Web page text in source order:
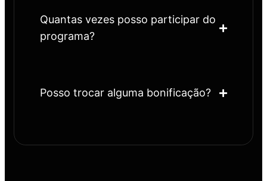
Quantas vezes posso participar do
programa?
Posso trocar alguma bonificação?